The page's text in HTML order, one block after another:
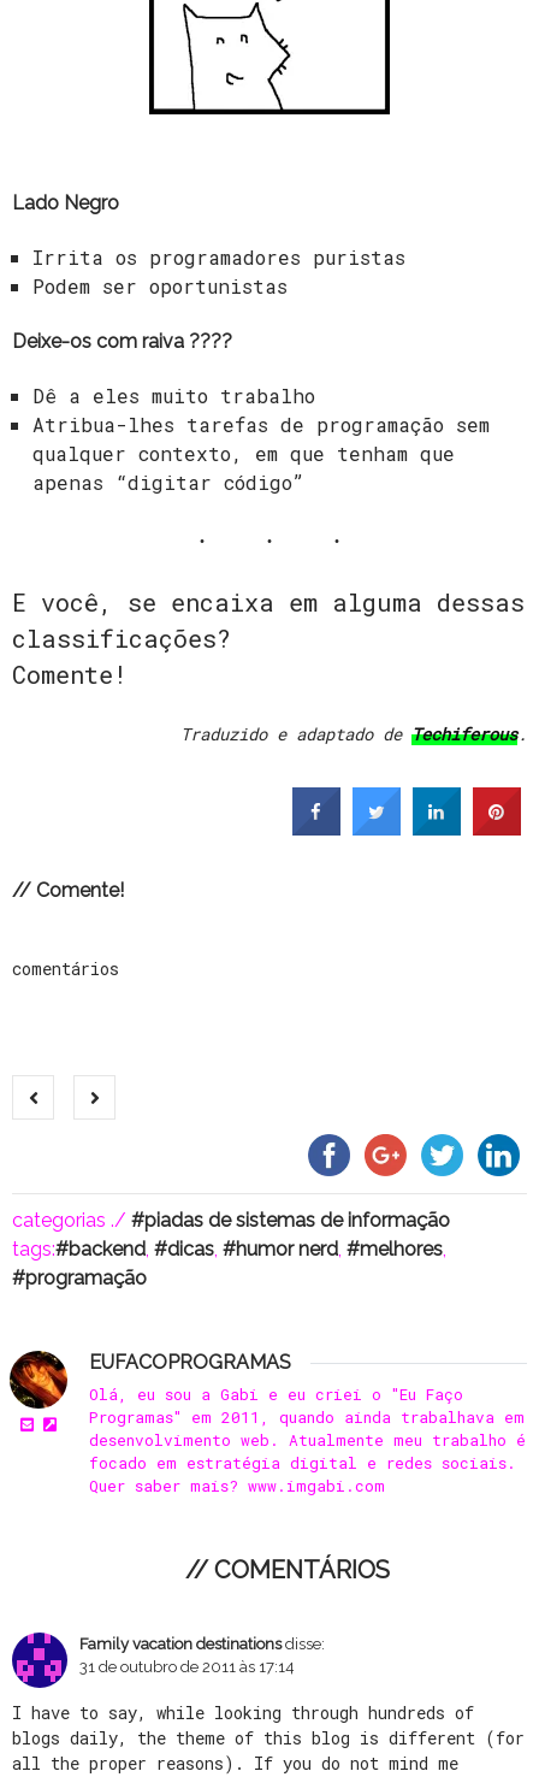
Lado Negro
Irrita os programadores puristas
Podem ser oportunistas
Deixe-os com raiva ????
Dê a eles muito trabalho
Atribua-lhes tarefas de programação sem
qualquer contexto, em que tenham que
apenas “digitar código”
E você, se encaixa em alguma dessas
classificações?
Comente!
Traduzido e adaptado de Techiferous.
// Comente!
comentários
categorias ./
piadas de sistemas de informação
tags:
backend, dicas, humor nerd, melhores,
programação
EUFACOPROGRAMAS
Olá, eu sou a Gabi e eu criei o "Eu Faço
Programas" em 2011, quando ainda trabalhava em
desenvolvimento web. Atualmente meu trabalho é
focado em estratégia digital e redes sociais.
Quer saber mais? www.imgabi.com
// COMENTÁRIOS
Family vacation destinations disse:
31 de outubro de 2011 às 17:14
I have to say, while looking through hundreds of
blogs daily, the theme of this blog is different (for
all the proper reasons). If you do not mind me